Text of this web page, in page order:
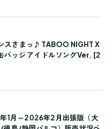
スさまっ♪ TABOO NIGHT X
バッジ アイドルソングVer. [2
1月～2026年2月出張版（大